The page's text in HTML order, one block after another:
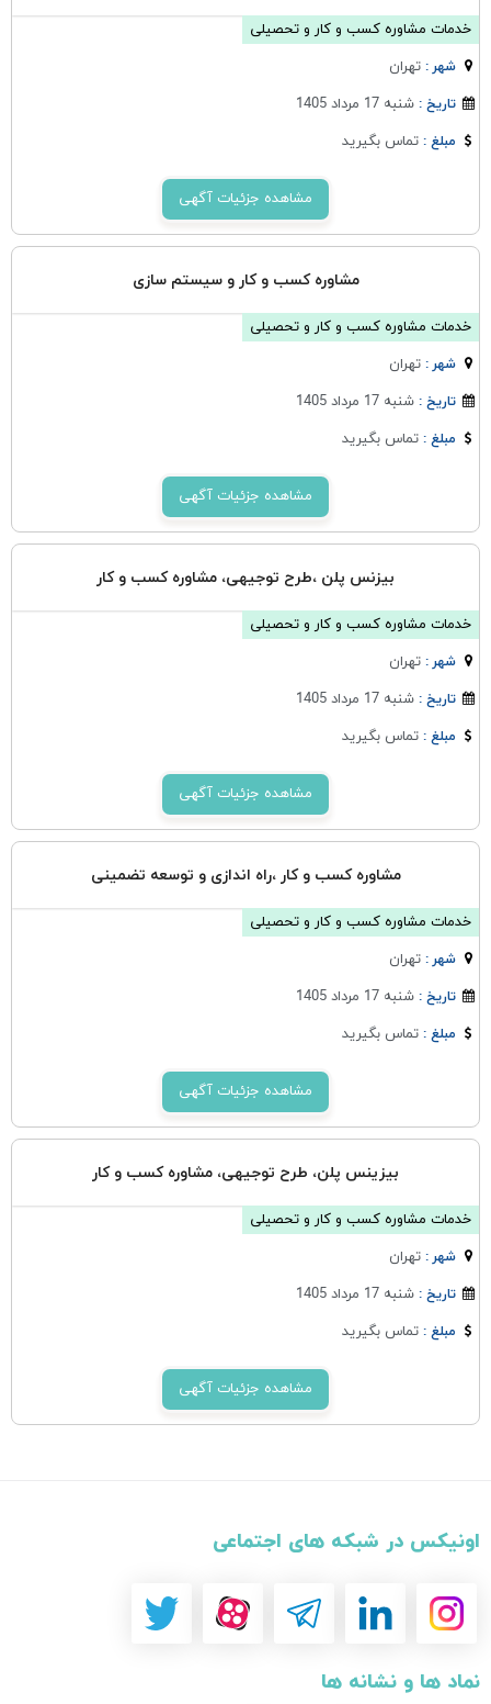
خدمات مشاوره کسب و کار و تحصیلی
شهر :تهران
تاریخ :شنبه 17 مرداد 1405
مبلغ :تماس بگیرید
مشاهده جزئیات آگهی
مشاوره کسب و کار و سیستم سازی
خدمات مشاوره کسب و کار و تحصیلی
شهر :تهران
تاریخ :شنبه 17 مرداد 1405
مبلغ :تماس بگیرید
مشاهده جزئیات آگهی
بیزنس پلن ،طرح توجیهی، مشاوره کسب و کار
خدمات مشاوره کسب و کار و تحصیلی
شهر :تهران
تاریخ :شنبه 17 مرداد 1405
مبلغ :تماس بگیرید
مشاهده جزئیات آگهی
مشاوره کسب و کار ،راه اندازی و توسعه تضمینی
خدمات مشاوره کسب و کار و تحصیلی
شهر :تهران
تاریخ :شنبه 17 مرداد 1405
مبلغ :تماس بگیرید
مشاهده جزئیات آگهی
بیزینس پلن، طرح توجیهی، مشاوره کسب و کار
خدمات مشاوره کسب و کار و تحصیلی
شهر :تهران
تاریخ :شنبه 17 مرداد 1405
مبلغ :تماس بگیرید
مشاهده جزئیات آگهی
اونیکس در شبکه های اجتماعی
نماد ها و نشانه ها